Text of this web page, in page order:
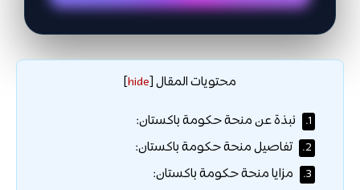
محتويات المقال [
hide
]
1. نبذة عن منحة حكومة باكستان:
2. تفاصيل منحة حكومة باكستان:
3. مزايا منحة حكومة باكستان: